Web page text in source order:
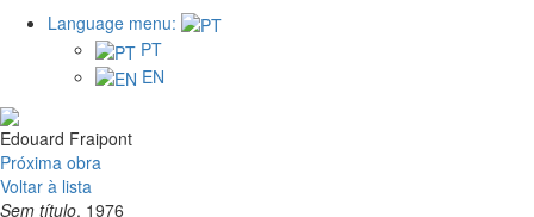
Language menu:
PT
EN
Edouard Fraipont
Próxima obra
Voltar à lista
Sem título, 1976